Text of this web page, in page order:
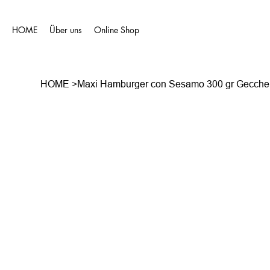
HOME Über uns Online Shop
HOME >Maxi Hamburger con Sesamo 300 gr